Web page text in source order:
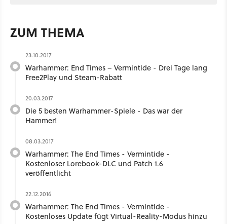
ZUM THEMA
23.10.2017
Warhammer: End Times – Vermintide - Drei Tage lang
Free2Play und Steam-Rabatt
20.03.2017
Die 5 besten Warhammer-Spiele - Das war der
Hammer!
08.03.2017
Warhammer: The End Times - Vermintide -
Kostenloser Lorebook-DLC und Patch 1.6
veröffentlicht
22.12.2016
Warhammer: The End Times - Vermintide -
Kostenloses Update fügt Virtual-Reality-Modus hinzu